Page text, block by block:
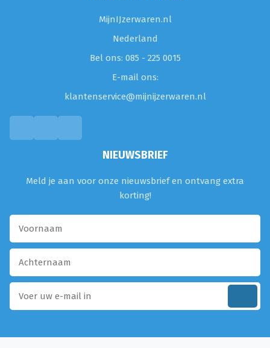
MijnIJzerwaren.nl
Nederland
Bel ons: 085 - 225 0015
E-mail ons:
klantenservice@mijnijzerwaren.nl
NIEUWSBRIEF
Meld je aan voor onze nieuwsbrief en ontvang extra
korting!